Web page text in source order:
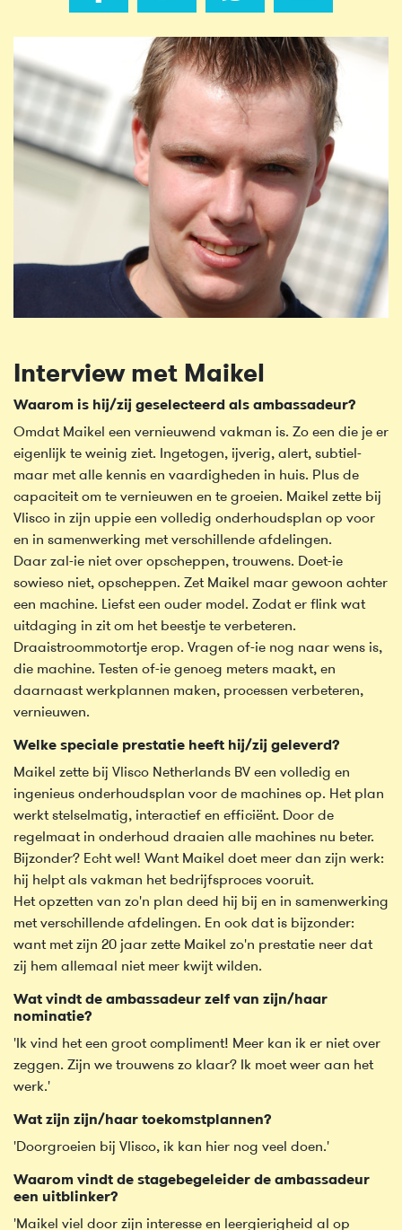
Interview met Maikel
Waarom is hij/zij geselecteerd als ambassadeur?
Omdat Maikel een vernieuwend vakman is. Zo een die je er
eigenlijk te weinig ziet. Ingetogen, ijverig, alert, subtiel-
maar met alle kennis en vaardigheden in huis. Plus de
capaciteit om te vernieuwen en te groeien. Maikel zette bij
Vlisco in zijn uppie een volledig onderhoudsplan op voor
en in samenwerking met verschillende afdelingen.
Daar zal-ie niet over opscheppen, trouwens. Doet-ie
sowieso niet, opscheppen. Zet Maikel maar gewoon achter
een machine. Liefst een ouder model. Zodat er flink wat
uitdaging in zit om het beestje te verbeteren.
Draaistroommotortje erop. Vragen of-ie nog naar wens is,
die machine. Testen of-ie genoeg meters maakt, en
daarnaast werkplannen maken, processen verbeteren,
vernieuwen.
Welke speciale prestatie heeft hij/zij geleverd?
Maikel zette bij Vlisco Netherlands BV een volledig en
ingenieus onderhoudsplan voor de machines op. Het plan
werkt stelselmatig, interactief en efficiënt. Door de
regelmaat in onderhoud draaien alle machines nu beter.
Bijzonder? Echt wel! Want Maikel doet meer dan zijn werk:
hij helpt als vakman het bedrijfsproces vooruit.
Het opzetten van zo'n plan deed hij bij en in samenwerking
met verschillende afdelingen. En ook dat is bijzonder:
want met zijn 20 jaar zette Maikel zo'n prestatie neer dat
zij hem allemaal niet meer kwijt wilden.
Wat vindt de ambassadeur zelf van zijn/haar
nominatie?
'Ik vind het een groot compliment! Meer kan ik er niet over
zeggen. Zijn we trouwens zo klaar? Ik moet weer aan het
werk.'
Wat zijn zijn/haar toekomstplannen?
'Doorgroeien bij Vlisco, ik kan hier nog veel doen.'
Waarom vindt de stagebegeleider de ambassadeur
een uitblinker?
'Maikel viel door zijn interesse en leergierigheid al op